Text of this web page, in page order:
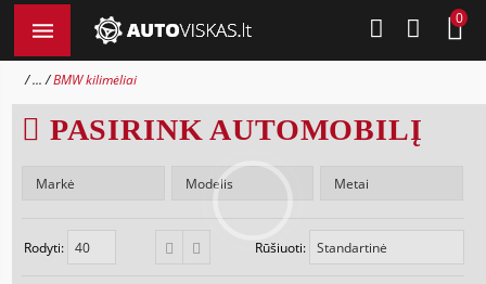
0
... BMW kilimėliai
PASIRINK AUTOMOBILĮ
Rūšiuoti:
Rodyti: